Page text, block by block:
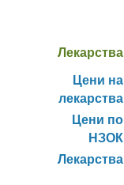
Лекарства
Цени на
лекарства
Цени по
НЗОК
Лекарства